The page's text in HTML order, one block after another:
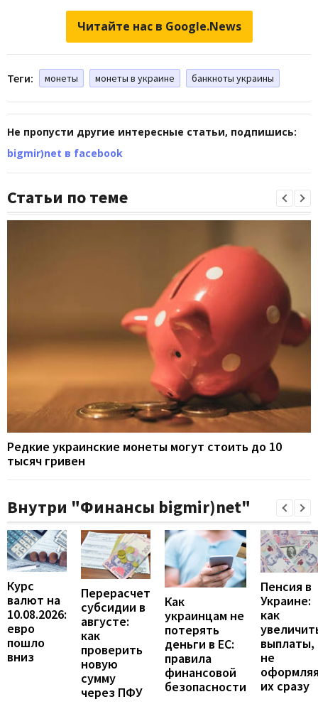
Читайте нас в Google.News
Теги: монеты монеты в украине банкноты украины
Не пропусти другие интересные статьи, подпишись:
bigmir)net в facebook
Статьи по теме
Редкие украинские монеты могут стоить до 10
тысяч гривен
Внутри "Финансы bigmir)net"
Курс
валют на
10.08.2026:
евро
пошло
вниз
Перерасчет
субсидии в
августе:
как
проверить
новую
сумму
через ПФУ
Как
украинцам не
потерять
деньги в ЕС:
правила
финансовой
безопасности
Пенсия в
Украине:
как
выплаты,
не
их сразу